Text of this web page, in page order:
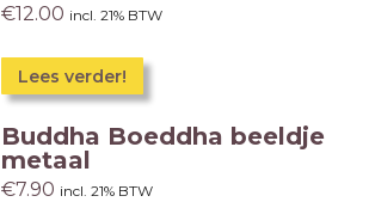
€12.00 incl. 21% BTW
Lees verder!
Buddha Boeddha beeldje
metaal
€7.90 incl. 21% BTW